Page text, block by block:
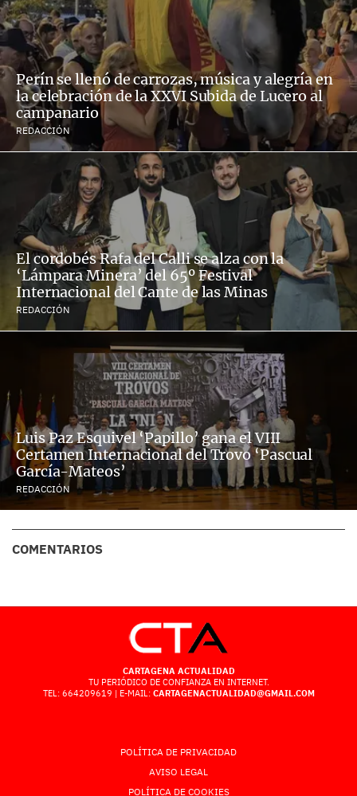
Perín se llenó de carrozas, música y alegría en
la celebración de la XXVI Subida de Lucero al
campanario
REDACCIÓN
El cordobés Rafa del Calli se alza con la
‘Lámpara Minera’ del 65º Festival
Internacional del Cante de las Minas
REDACCIÓN
Luis Paz Esquivel ‘Papillo’ gana el VIII
Certamen Internacional del Trovo ‘Pascual
García-Mateos’
REDACCIÓN
COMENTARIOS
CARTAGENA ACTUALIDAD
TU PERIÓDICO DE CONFIANZA EN INTERNET.
TEL: 664209619 | E-MAIL: CARTAGENACTUALIDAD@GMAIL.COM
POLÍTICA DE PRIVACIDAD
AVISO LEGAL
POLÍTICA DE COOKIES